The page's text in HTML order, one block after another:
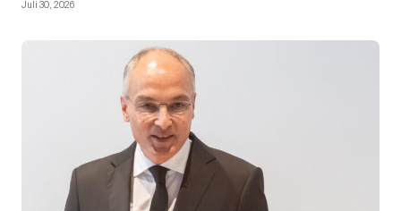
Juli 30, 2026